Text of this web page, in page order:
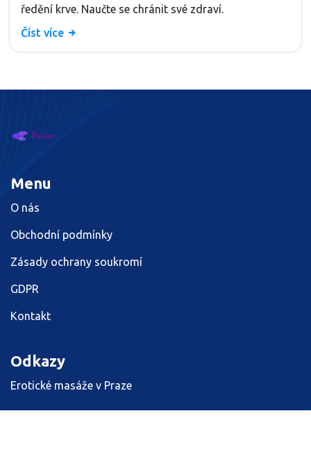
ředění krve. Naučte se chránit své zdraví.
Číst více
Menu
O nás
Obchodní podmínky
Zásady ochrany soukromí
GDPR
Kontakt
Odkazy
Erotické masáže v Praze